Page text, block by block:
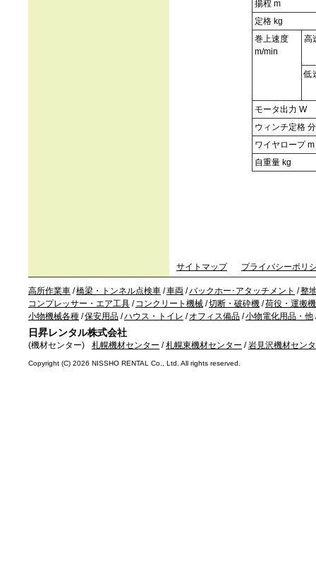
揚程 m
定格 kg
巻上速度
m/min
高
低
モータ出力 W
ウィンチ定格 分
ワイヤロープ m
自重量 kg
サイトマップ プライバシーポリ
高所作業車 /橋梁・トンネル点検車 /車両 /バックホー･アタッチメント /整
コンプレッサー・エア工具 / コンクリート機械 /切断・破砕機 /荷役・運搬
小物機械各種 /保安用品 /ハウス・トイレ / オフィス備品 /小物電化用品・他
日昇レンタル株式会社
(機材センター) 札幌機材センター /札幌東機材センター /岩見沢機材セン
Copyright (C) 2026 NISSHO RENTAL Co., Ltd. All rights reserved.